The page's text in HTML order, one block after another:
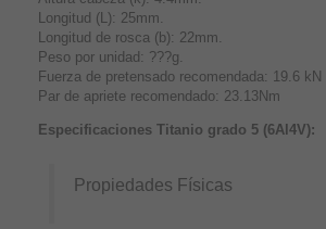
Longitud (L): 25mm.
Longitud de rosca (b): 22mm.
Peso por unidad: ???g.
Fuerza de pretensado recomendada: 19.6 kN
Par de apriete recomendado: 23.13Nm
Especificaciones Titanio grado 5 (6Al4V):
Propiedades Físicas